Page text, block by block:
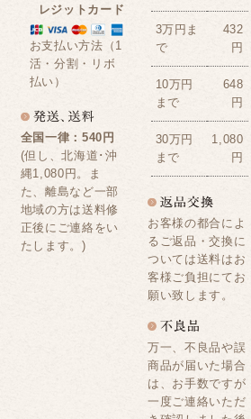
レジットカード
お支払い方法（1
活・分割・リボ
払い）
全国一律：540円
(但し、北海道･沖
縄1,080円。ま
た、離島など一部
地域の方は送料修
正後にご連絡をい
たします。)
3万円ま
で
432
円
10万円
まで
648
円
30万円
まで
1,080
円
お客様の都合によ
るご返品・交換に
ついては送料はお
客様ご負担にてお
願い致します。
万一、不良品や誤
商品が届いた場合
は、お手数ですが
一度ご連絡いただ